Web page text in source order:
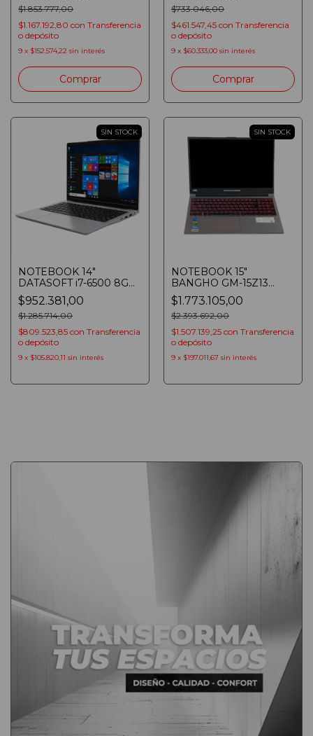
$1.853.777,00
$1.167.192,80 con Transferencia
o depósito
9 x $152.574,22 sin interés
$733.046,00
$461.547,45 con Transferencia
o depósito
9 x $60.333,00 sin interés
SIN STOCK
NOTEBOOK 14"
DATASOFT i7-6500 8GB
SSD 256GB FHD WIN 11
SILVER
$952.381,00
$1.285.714,00
$809.523,85 con Transferencia
o depósito
9 x $105.820,11 sin interés
SIN STOCK
NOTEBOOK 15"
BANGHO GM-15Z13
RTX3050 I7 F i7-13620H
16GB SSD 1TB RTX3050
FHD WIN 11
$1.773.105,00
$2.393.692,00
$1.507.139,25 con Transferencia
o depósito
9 x $197.011,67 sin interés